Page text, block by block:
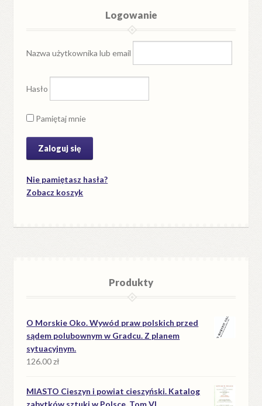
Logowanie
Nazwa użytkownika lub email
Hasło
Pamiętaj mnie
Nie pamiętasz hasła?
Zobacz koszyk
Produkty
O Morskie Oko. Wywód praw polskich przed
sądem polubownym w Gradcu. Z planem
sytuacyjnym.
126.00zł
MIASTO Cieszyn i powiat cieszyński. Katalog